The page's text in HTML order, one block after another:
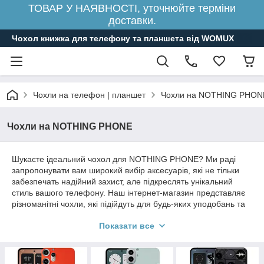
ТОВАР У НАЯВНОСТІ, уточнюйте терміни
доставки.
Чохол книжка для телефону та планшета від WOMUX
Чохли на телефон | планшет Чохли на NOTHING
Чохли на NOTHING PHONE
Шукаєте ідеальний чохол для NOTHING PHONE? Ми раді
запропонувати вам широкий вибір аксесуарів, які не тільки
забезпечать надійний захист, але підкреслять унікальний
стиль вашого телефону. Наш інтернет-магазин представляє
різноманітні чохли, які підійдуть для будь-яких уподобань та
Наші чохли для NOTHING PHONE допоможуть зберегти ваш
витонченості та розкоші, зверніть увагу на наші шкіряні чохли.
Показати все